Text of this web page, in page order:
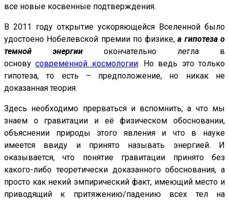
все новые косвенные подтверждения.
В 2011 году открытие ускоряющейся Вселенной было
удостоено Нобелевской премии по физике,а гипотеза о
темной энергии окончательно легла в
основусовременной космологии. Но ведь это только
гипотеза, то есть – предположение, но никак не
доказанная теория.
Здесь необходимо прерваться и вспомнить, а что мы
знаем о гравитации и её физическом обосновании,
объяснении природы этого явления и что в науке
имеется ввиду и принято называть энергией. И
оказывается, что понятие гравитации принято без
какого-либо теоретически доказанного обоснования, а
просто как некий эмпирический факт, имеющий место и
приводящий к притяжению/падению всех тел на